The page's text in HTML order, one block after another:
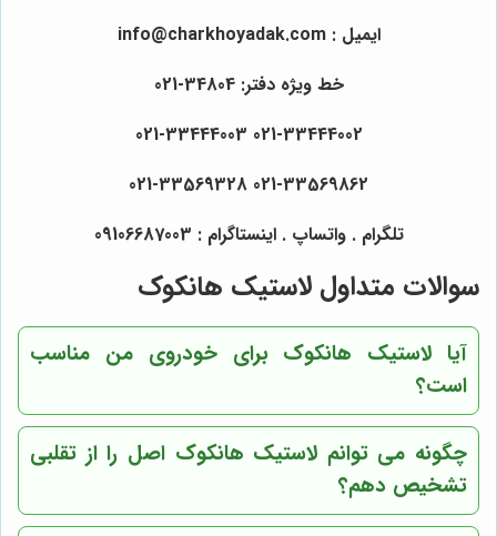
ایمیل : info@charkhoyadak.com
خط ویژه دفتر: 34804-021
021-33444002 021-33444003
021-33569862 021-33569328
تلگرام . واتساپ . اینستاگرام : 09106687003
سوالات متداول لاستیک هانکوک
آیا لاستیک هانکوک برای خودروی من مناسب
است؟
چگونه می توانم لاستیک هانکوک اصل را از تقلبی
تشخیص دهم؟